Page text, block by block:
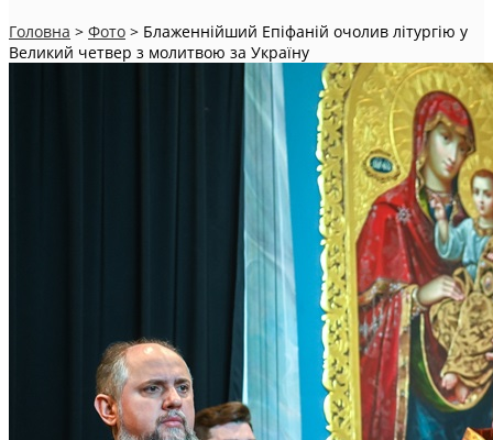
Головна > Фото > Блаженнійший Епіфаній очолив літургію у
Великий четвер з молитвою за Україну